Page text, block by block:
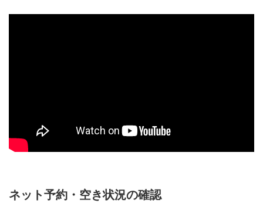
ネット予約・空き状況の確認